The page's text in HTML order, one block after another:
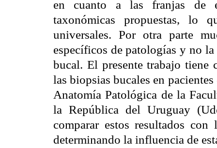
en cuanto a las franjas de
taxonómicas propuestas, lo
universales. Por otra parte
específicos de patologías y no
bucal. El presente trabajo tiene
las biopsias bucales en
Anatomía Patológica de la
la República del Uruguay
comparar estos resultados
determinando la influencia de